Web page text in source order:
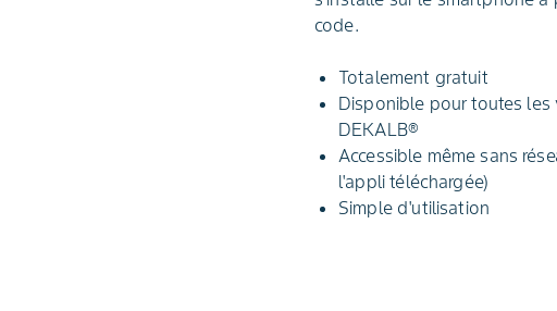
code.
Totalement gratuit
Disponible pour toutes les
DEKALB®
Accessible même sans
l'appli téléchargée)
Simple d'utilisation